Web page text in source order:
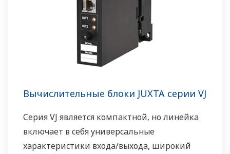
Вычислительные блоки JUXTA серии VJ
Серия VJ является компактной, но линейка
включает в себя универсальные
характеристики входа/выхода, широкий